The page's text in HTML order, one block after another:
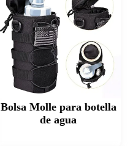
Bolsa Molle para botella
de agua